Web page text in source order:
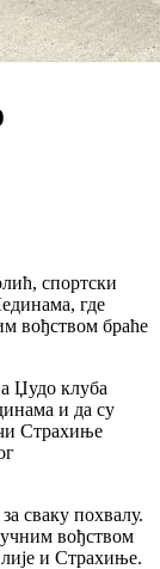
спортски
где
вођством браће
Џудо клуба
и да су
Страхиње
сваку похвалу.
вођством
и Страхиње.